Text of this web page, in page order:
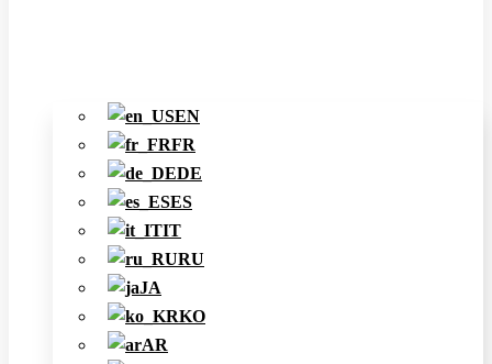
EN
FR
DE
ES
IT
RU
JA
KO
AR